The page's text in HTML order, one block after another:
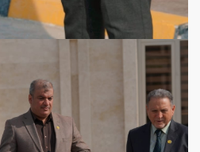
View more